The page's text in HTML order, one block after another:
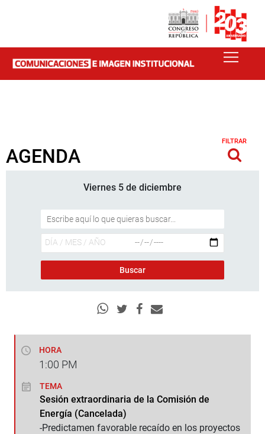
AGENDA
FILTRAR
Viernes 5 de diciembre
HORA
1:00 PM
TEMA
Sesión extraordinaria de la Comisión de
Energía (Cancelada)
-Predictamen favorable recaído en los proyectos